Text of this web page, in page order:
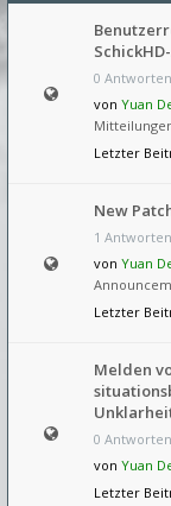
0
von Yuan
Letzter
New
1
von Yuan
Letzter
Melden
0
von Yuan
Letzter